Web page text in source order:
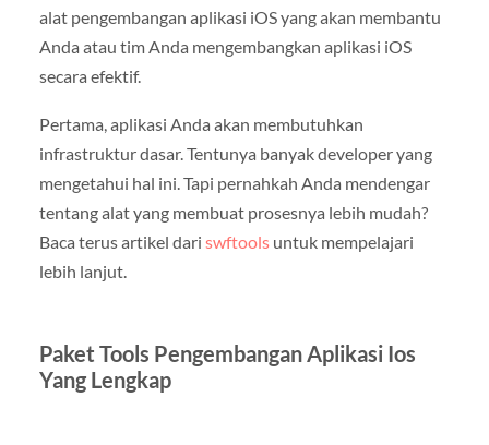
alat pengembangan aplikasi iOS yang akan membantu
Anda atau tim Anda mengembangkan aplikasi iOS
secara efektif.
Pertama, aplikasi Anda akan membutuhkan
infrastruktur dasar. Tentunya banyak developer yang
mengetahui hal ini. Tapi pernahkah Anda mendengar
tentang alat yang membuat prosesnya lebih mudah?
Baca terus artikel dari swftoolsuntuk mempelajari
lebih lanjut.
Paket Tools Pengembangan Aplikasi Ios
Yang Lengkap